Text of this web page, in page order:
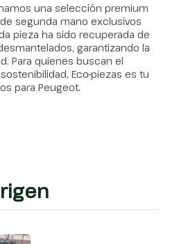
una selección premium
segunda mano exclusivos
pieza ha sido recuperada de
garantizando la
Para quienes buscan el
Eco-piezas es tu
para Peugeot.